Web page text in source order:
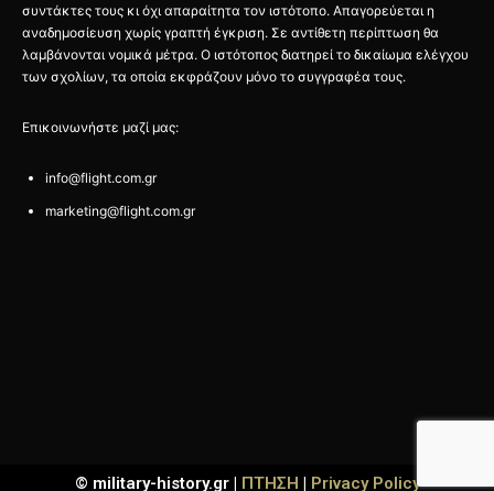
συντάκτες τους κι όχι απαραίτητα τον ιστότοπο. Απαγορεύεται η
αναδημοσίευση χωρίς γραπτή έγκριση. Σε αντίθετη περίπτωση θα
λαμβάνονται νομικά μέτρα. Ο ιστότοπος διατηρεί το δικαίωμα ελέγχου
των σχολίων, τα οποία εκφράζουν μόνο το συγγραφέα τους.
Επικοινωνήστε μαζί μας:
info@flight.com.gr
marketing@flight.com.gr
© military-history.gr | ΠΤΗΣΗ | Privacy Policy